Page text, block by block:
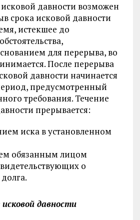
давности возможен
срока исковой давности
истекшее до
для перерыва, во
После перерыва
давности начинается
предусмотренный
требования. Течение
прерывается:
иска в установленном
обязанным лицом
о
давности